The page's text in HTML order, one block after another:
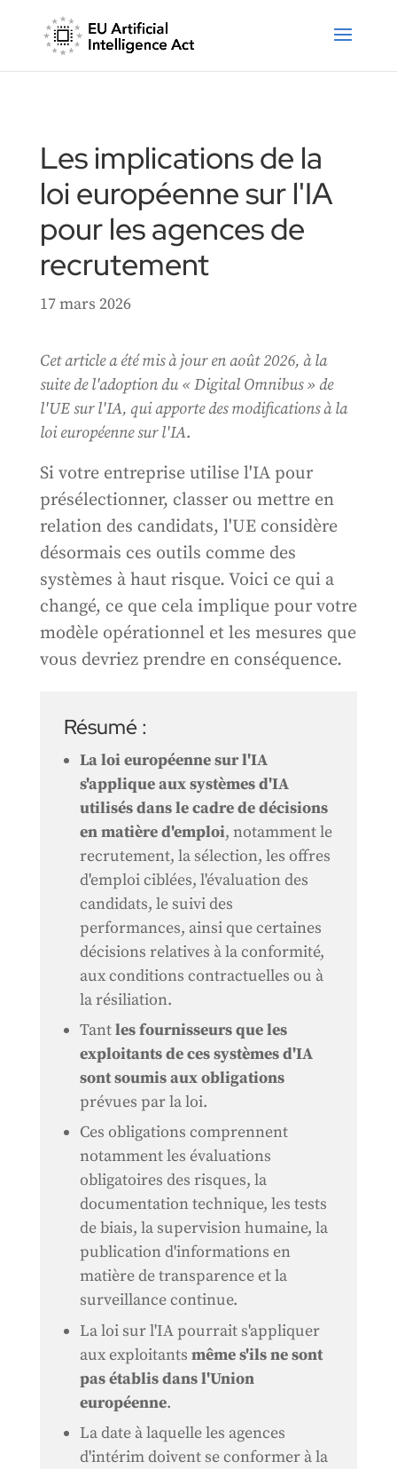
Les implications de la
loi européenne sur l'IA
pour les agences de
recrutement
17 mars 2026
Cet article a été mis à jour en août 2026, à la
suite de l'adoption du « Digital Omnibus » de
l'UE sur l'IA, qui apporte des modifications à la
loi européenne sur l'IA.
Si votre entreprise utilise l'IA pour
présélectionner, classer ou mettre en
relation des candidats, l'UE considère
désormais ces outils comme des
systèmes à haut risque. Voici ce qui a
changé, ce que cela implique pour votre
modèle opérationnel et les mesures que
vous devriez prendre en conséquence.
Résumé :
La loi européenne sur l'IA
s'applique aux systèmes d'IA
utilisés dans le cadre de décisions
en matière d'emploi, notamment le
recrutement, la sélection, les offres
d'emploi ciblées, l'évaluation des
candidats, le suivi des
performances, ainsi que certaines
décisions relatives à la conformité,
aux conditions contractuelles ou à
la résiliation.
Tantles fournisseurs que les
exploitants de ces systèmes d'IA
sont soumis aux obligations
prévues par la loi.
Ces obligations comprennent
notamment les évaluations
obligatoires des risques, la
documentation technique, les tests
de biais, la supervision humaine, la
publication d'informations en
matière de transparence et la
surveillance continue.
La loi sur l'IA pourrait s'appliquer
aux exploitants même s'ils ne sont
pas établis dans l'Union
européenne.
La date à laquelle les agences
d'intérim doivent se conformer à la